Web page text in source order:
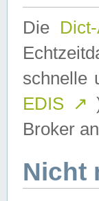
Die
schnelle
EDIS ↗
Broker
Nicht